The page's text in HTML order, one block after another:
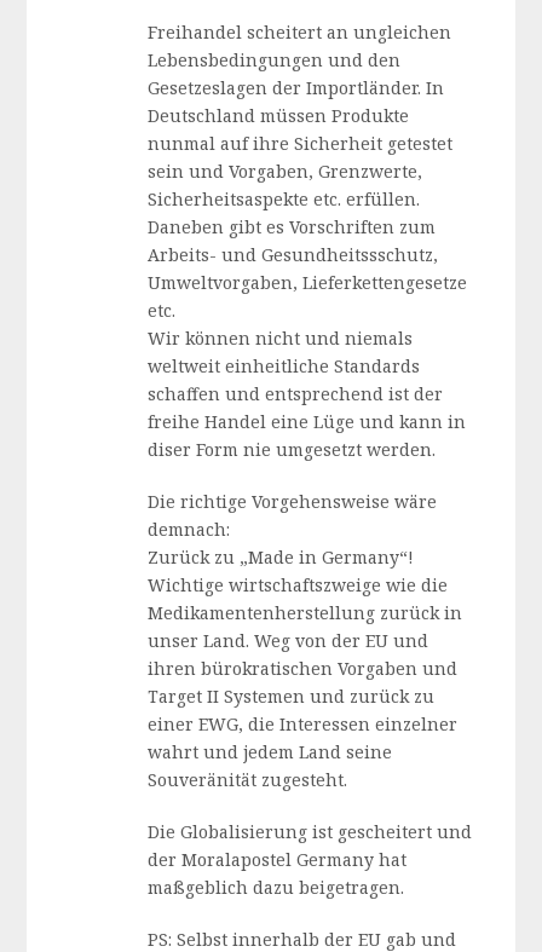
Freihandel scheitert an ungleichen
Lebensbedingungen und den
Gesetzeslagen der Importländer. In
Deutschland müssen Produkte
nunmal auf ihre Sicherheit getestet
sein und Vorgaben, Grenzwerte,
Sicherheitsaspekte etc. erfüllen.
Daneben gibt es Vorschriften zum
Arbeits- und Gesundheitssschutz,
Umweltvorgaben, Lieferkettengesetze
etc.
Wir können nicht und niemals
weltweit einheitliche Standards
schaffen und entsprechend ist der
freihe Handel eine Lüge und kann in
diser Form nie umgesetzt werden.
Die richtige Vorgehensweise wäre
demnach:
Zurück zu „Made in Germany“!
Wichtige wirtschaftszweige wie die
Medikamentenherstellung zurück in
unser Land. Weg von der EU und
ihren bürokratischen Vorgaben und
Target II Systemen und zurück zu
einer EWG, die Interessen einzelner
wahrt und jedem Land seine
Souveränität zugesteht.
Die Globalisierung ist gescheitert und
der Moralapostel Germany hat
maßgeblich dazu beigetragen.
PS: Selbst innerhalb der EU gab und